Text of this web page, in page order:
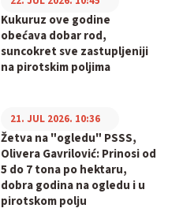
Kukuruz ove godine
obećava dobar rod,
suncokret sve zastupljeniji
na pirotskim poljima
Žetva na "ogledu" PSSS,
Olivera Gavrilović: Prinosi od
5 do 7 tona po hektaru,
dobra godina na ogledu i u
pirotskom polju
21. JUL 2026. 10:36